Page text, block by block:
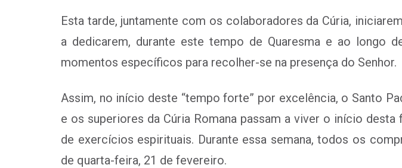
Esta tarde, juntamente com os colaboradores da Cúria,
a dedicarem, durante este tempo de Quaresma e ao longo
momentos específicos para recolher-se na presença do Senhor.
Assim, no início deste “tempo forte” por excelência, o Santo
e os superiores da Cúria Romana passam a viver o início
de exercícios espirituais. Durante essa semana, todos os
de quarta-feira, 21 de fevereiro.